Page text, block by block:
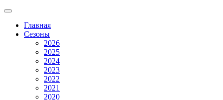
Главная
Сезоны
2026
2025
2024
2023
2022
2021
2020